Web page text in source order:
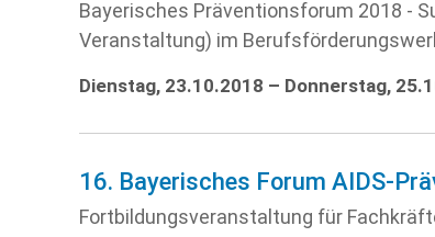
Bayerisches Präventionsforum 2018 -
Veranstaltung) im
Dienstag, 23.10.2018 – Donnerstag,
16. Bayerisches Forum AIDS-
Fortbildungsveranstaltung für